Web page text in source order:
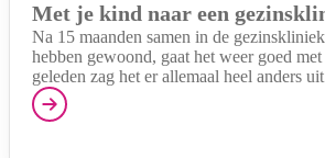
Met je kind naar een
Na 15 maanden samen in de
hebben gewoond, gaat het weer goed
geleden zag het er allemaal heel anders